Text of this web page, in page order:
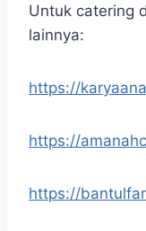
Untuk catering
lainnya:
https://
https://
https://